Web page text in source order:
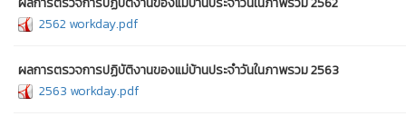
2562 workday.pdf
ผลการตรวจการปฏิบัติงานของแม่บ้านประจำวันในภาพรวม 2563
2563 workday.pdf